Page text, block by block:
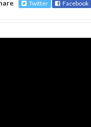
Twitter Facebook